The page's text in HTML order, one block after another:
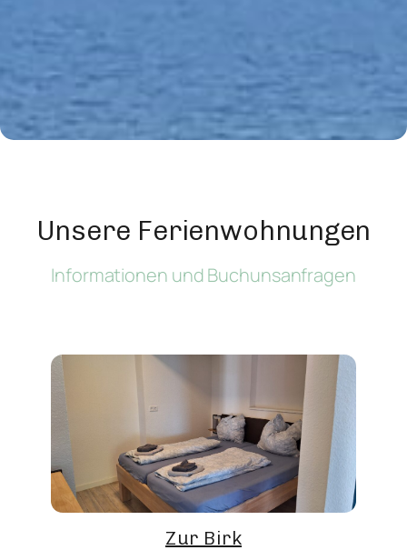
Unsere Ferienwohnungen
Informationen und Buchunsanfragen
Zur Birk